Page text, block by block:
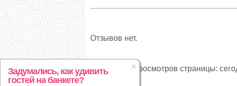
Отзывов нет.
Статистика просмотров страницы:
Задумались, как удивить
гостей на банкете?